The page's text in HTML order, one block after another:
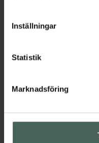
cookieinställningar. Ett
lagligheten av
Inställningar
Statistik
Marknadsföring